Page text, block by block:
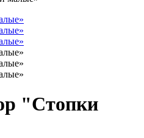
"Стопки